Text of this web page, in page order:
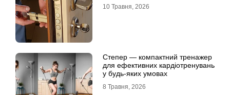
10 Травня, 2026
Степер — компактний тренажер
для ефективних кардіотренувань
у будь-яких умовах
8 Травня, 2026